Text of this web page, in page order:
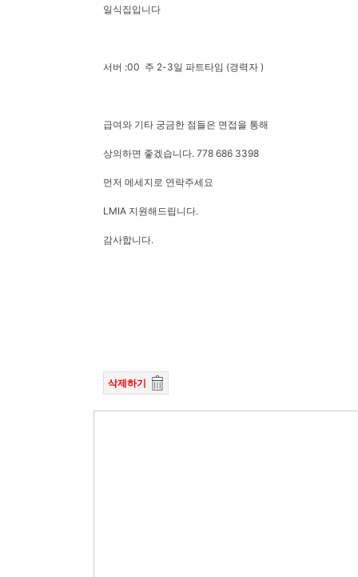
일식집입니다
서버 :00 주 2-3일 파트타임 (경력자 )
급여와 기타 궁금한 점들은 면접을 통해
상의하면 좋겠습니다. 778 686 3398
먼저 메세지로 연락주세요
LMIA 지원해드립니다.
감사합니다.
삭제하기